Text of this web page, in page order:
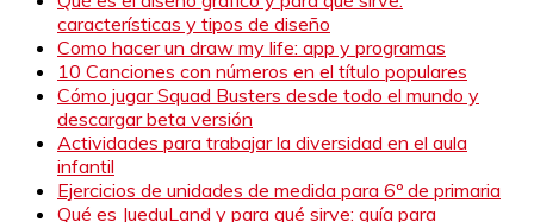
características y tipos de diseño
Como hacer un draw my life: app y programas
10 Canciones con números en el título populares
Cómo jugar Squad Busters desde todo el mundo y
descargar beta versión
Actividades para trabajar la diversidad en el aula
infantil
Ejercicios de unidades de medida para 6º de primaria
Qué es JueduLand y para qué sirve: guía para